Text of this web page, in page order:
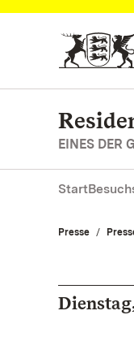
Zum Hauptinhalt
EINES DER
Start
Presse